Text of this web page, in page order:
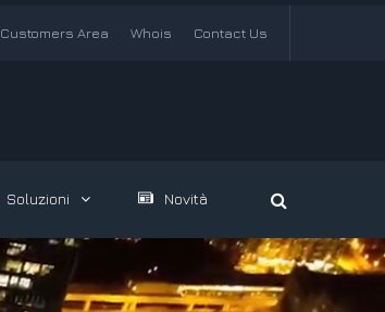
Customers Area Whois Contact Us
Soluzioni Novità